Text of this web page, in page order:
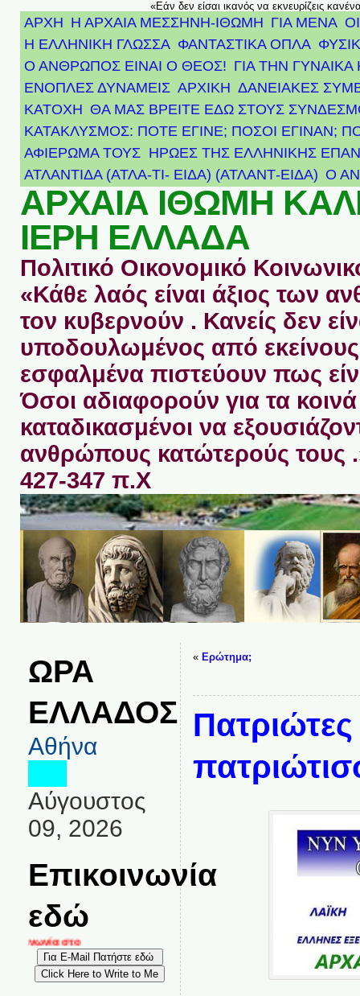
«Εάν δεν είσαι ικανός να εκνευρίζεις
ΑΡΧΗ Η ΑΡΧΑΙΑ ΜΕΣΣΗΝΗ-ΙΘΩΜΗ ΓΙΑ ΜΕΝΑ
Η ΕΛΛΗΝΙΚΗ ΓΛΩΣΣΑ ΦΑΝΤΑΣΤΙΚΑ ΟΠΛΑ
Ο ΑΝΘΡΩΠΟΣ ΕΙΝΑΙ Ο ΘΕΟΣ! ΓΙΑ ΤΗΝ ΓΥΝΑΙΚΑ
ΕΝΟΠΛΕΣ ΔΥΝΑΜΕΙΣ ΑΡΧΙΚΉ ΔΑΝΕΙΑΚΕΣ
ΚΑΤΟΧΗ ΘΑ ΜΑΣ ΒΡΕΙΤΕ ΕΔΩ ΣΤΟΥΣ
ΚΑΤΑΚΛΥΣΜΟΣ: ΠΟΤΕ ΕΓΙΝΕ; ΠΟΣΟΙ ΕΓΙΝΑΝ;
ΑΦΙΈΡΩΜΑ ΤΟΥΣ ΉΡΩΕΣ ΤΗΣ ΕΛΛΗΝΙΚΉΣ
ΑΤΛΑΝΤΊΔΑ (ΑΤΛΑ-ΤΙ- ΕΙΔΑ) (ΑΤΛΑΝΤ-ΕΙΔΑ) Ο
ΑΡΧΑΙΑ ΙΘΩΜΗ
ΙΕΡΗ ΕΛΛΑΔΑ
Πολιτικό Οικονομικό
«Κάθε λαός είναι άξιος των
τον κυβερνούν . Κανείς δεν
υποδουλωμένος από
εσφαλμένα πιστεύουν πως
Όσοι αδιαφορούν για τα κοινά
καταδικασμένοι να
ανθρώπους κατώτερούς τους
427-347 π.Χ
ΩΡΑ
ΕΛΛΑΔΟΣ
Αθήνα
Αύγουστος
09, 2026
Επικοινωνία
εδώ
στο
« Ερώτημα;
Πατριώτες